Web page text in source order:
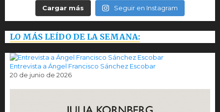
Cargar más Seguir en Instagram
LO MÁS LEÍDO DE LA SEMANA:
Entrevista a Ángel Francisco Sánchez Escobar
20 de junio de 2026